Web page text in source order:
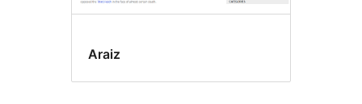
Araiz